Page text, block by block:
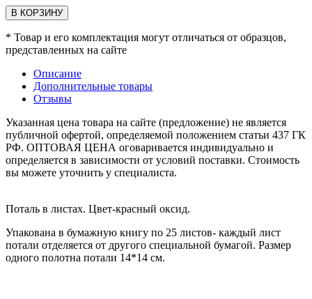
В КОРЗИНУ
* Товар и его комплектация могут отличаться от образцов,
представленных на сайте
Описание
Дополнительные товары
Отзывы
Указанная цена товара на сайте (предложение) не является
публичной офертой, определяемой положением статьи 437 ГК
РФ. ОПТОВАЯ ЦЕНА оговаривается индивидуально и
определяется в зависимости от условий поставки. Стоимость
вы можете уточнить у специалиста.
Поталь в листах. Цвет-красный оксид.
Упакована в бумажную книгу по 25 листов- каждый лист
потали отделяется от другого специальной бумагой. Размер
одного полотна потали 14*14 см.